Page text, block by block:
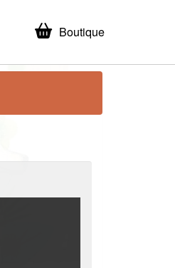
Boutique